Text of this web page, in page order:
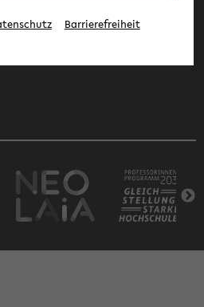
Barrierefreiheit